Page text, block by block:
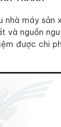
nhà máy
và nguồn
được chi